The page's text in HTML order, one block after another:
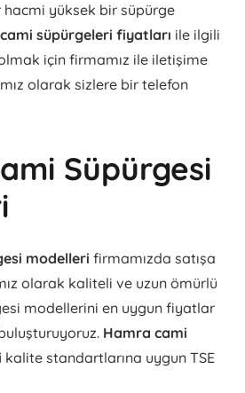
yüksek bir süpürge
süpürgeleri fiyatları ile ilgili
için firmamız ile iletişime
olarak sizlere bir telefon
Süpürgesi
modelleri firmamızda satışa
olarak kaliteli ve uzun ömürlü
modellerini en uygun fiyatlar
Hamra cami
kalite standartlarına uygun TSE